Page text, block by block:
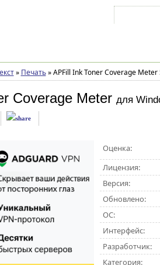
» Печать »APFill Ink Toner Coverage Meter
Coverage Meter для
Оценка:
Лицензия:
Версия:
Обновлено:
ОС:
Интерфейс:
Разработчик:
Категория: